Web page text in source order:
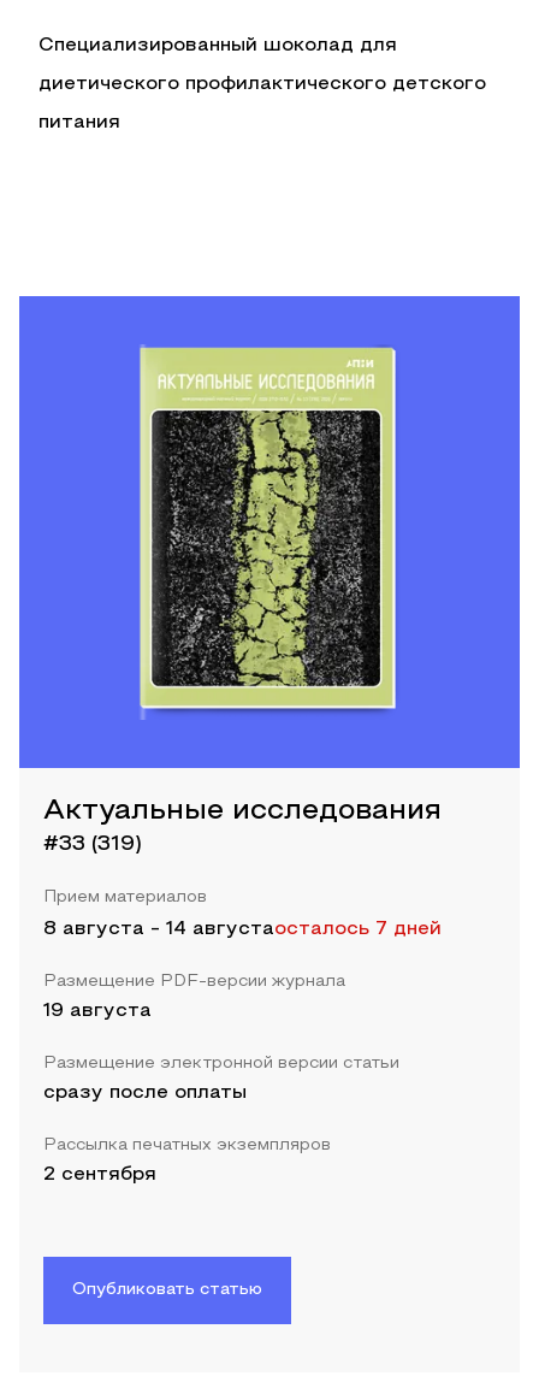
Специализированный шоколад для
диетического профилактического детского
питания
Актуальные исследования
#33 (319)
Прием материалов
8 августа - 14 августаосталось 7 дней
Размещение PDF-версии журнала
19 августа
Размещение электронной версии статьи
сразу после оплаты
Рассылка печатных экземпляров
2 сентября
Опубликовать статью